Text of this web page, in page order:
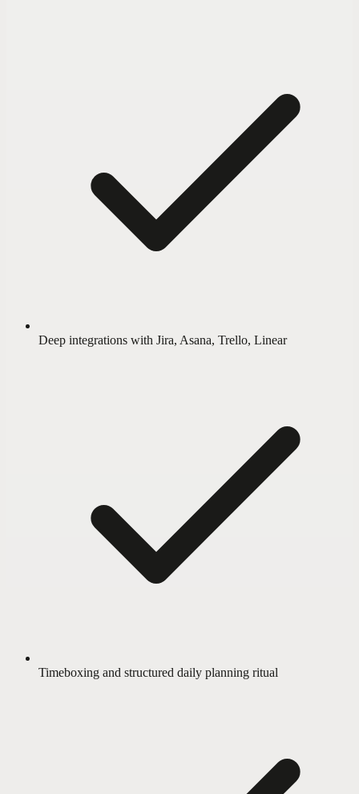
Deep integrations with Jira, Asana, Trello, Linear
Timeboxing and structured daily planning ritual